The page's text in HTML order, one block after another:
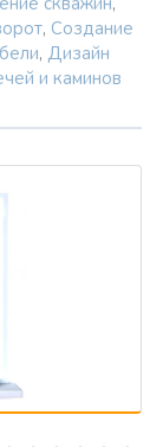
, Создание
, Дизайн
и каминов